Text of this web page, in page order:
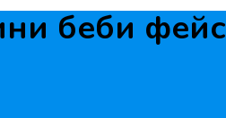
беби фейс